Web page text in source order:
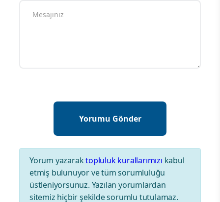
Yorum yazaraktopluluk kurallarımızı kabul
etmiş bulunuyor ve tüm sorumluluğu
üstleniyorsunuz. Yazılan yorumlardan
sitemiz hiçbir şekilde sorumlu tutulamaz.